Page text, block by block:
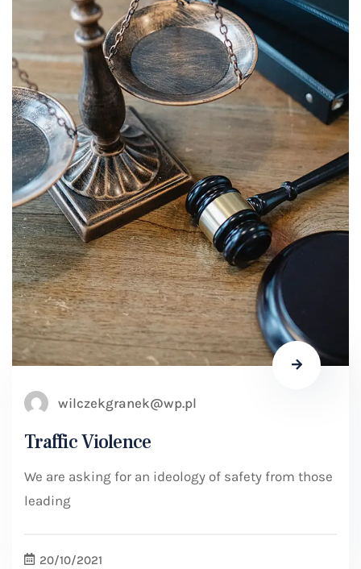
wilczekgranek@wp.pl
Traffic Violence
We are asking for an ideology of safety from those
leading
20/10/2021